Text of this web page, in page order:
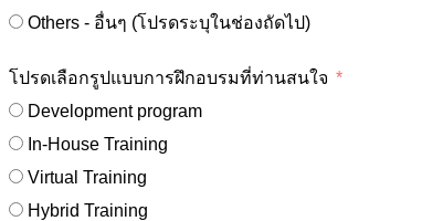
Others - อื่นๆ (โปรดระบุในช่องถัดไป)
โปรดเลือกรูปแบบการฝึกอบรมที่ท่านสนใจ
Development program
In-House Training
Virtual Training
Hybrid Training